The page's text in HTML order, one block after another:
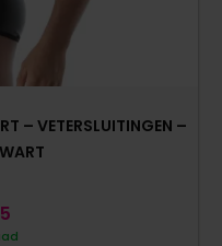
– VETERSLUITINGEN –